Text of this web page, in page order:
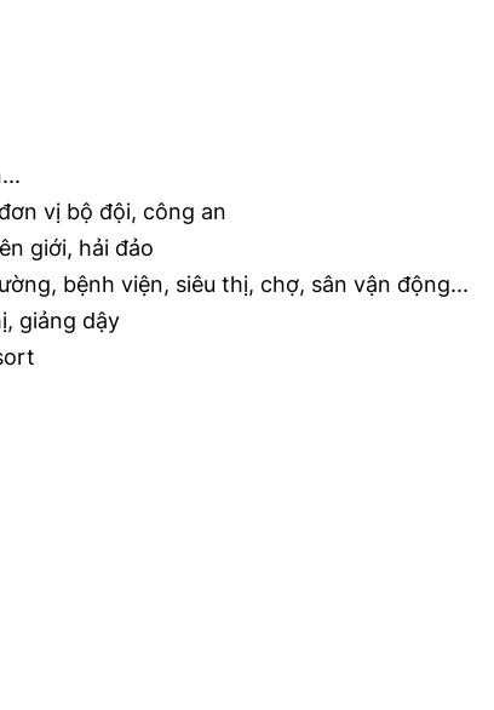
vị bộ đội, công an
giới, hải đảo
bệnh viện, siêu thị, chợ, sân vận động...
giảng dậy